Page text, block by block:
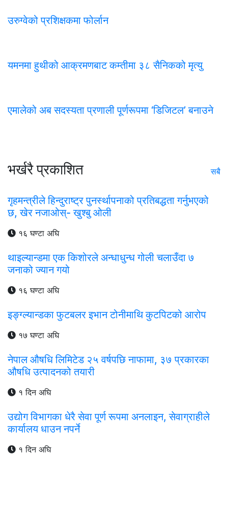
उरुग्वेको प्रशिक्षकमा फोर्लान
यमनमा हुथीको आक्रमणबाट कम्तीमा ३८ सैनिकको मृत्यु
एमालेको अब सदस्यता प्रणाली पूर्णरूपमा ‘डिजिटल’ बनाउने
भर्खरै प्रकाशित सबै
गृहमन्त्रीले हिन्दुराष्ट्र पुनर्स्थापनाको प्रतिबद्धता गर्नुभएको
छ, खेर नजाओस्- खुश्बु ओली
१६ घण्टा अघि
थाइल्यान्डमा एक किशोरले अन्धाधुन्ध गोली चलाउँदा ७
जनाको ज्यान गयो
१६ घण्टा अघि
इङ्ग्ल्यान्डका फुटबलर इभान टोनीमाथि कुटपिटको आरोप
१७ घण्टा अघि
नेपाल औषधि लिमिटेड २५ वर्षपछि नाफामा, ३७ प्रकारका
औषधि उत्पादनको तयारी
१ दिन अघि
उद्योग विभागका धेरै सेवा पूर्ण रूपमा अनलाइन, सेवाग्राहीले
कार्यालय धाउन नपर्ने
१ दिन अघि